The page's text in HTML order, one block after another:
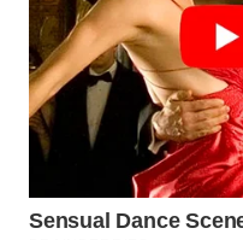
MALUT
WN
DAIRI
TOBA